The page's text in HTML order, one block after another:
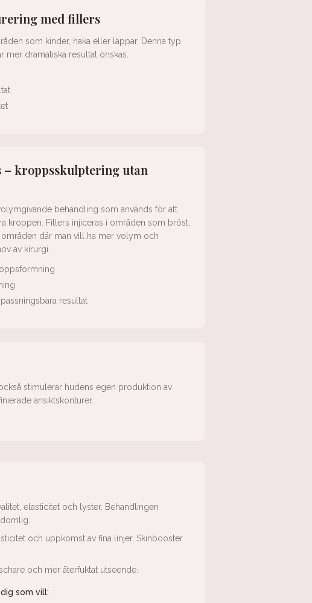
med fillers
som kinder, haka eller läppar. Denna typ
mer dramatiska resultat önskas.
kroppsskulptering utan
behandling som används för att
kroppen. Fillers injiceras i områden som bröst,
där man vill ha mer volym och
av kirurgi.
resultat
stimulerar hudens egen produktion av
ansiktskonturer.
elasticitet och lyster. Behandlingen
och uppkomst av fina linjer. Skinbooster
och mer återfuktat utseende.
som vill: